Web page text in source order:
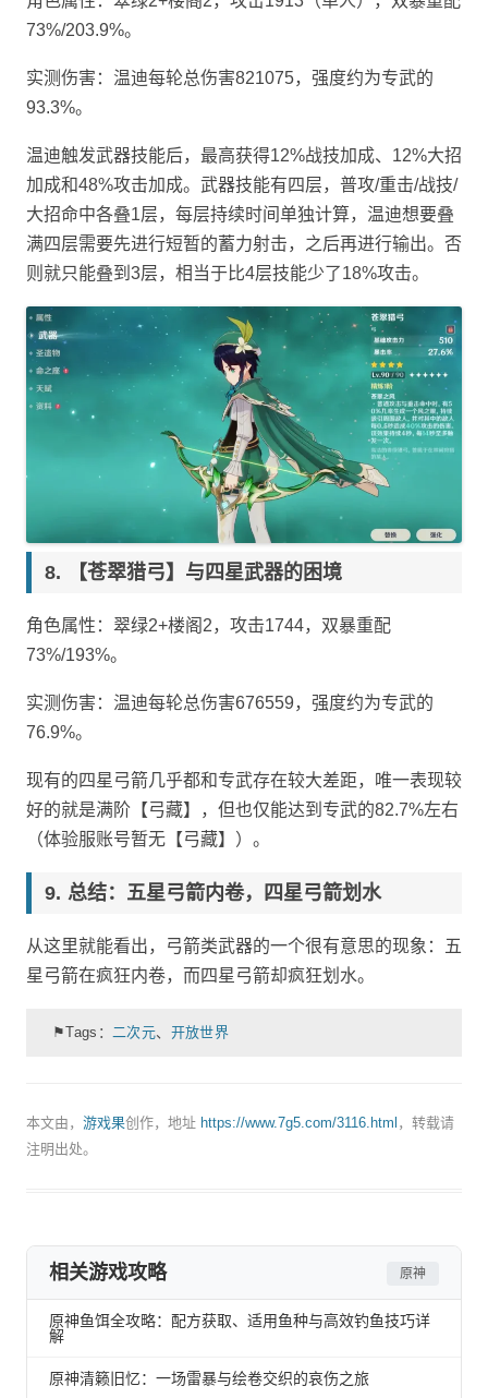
73%/203.9%。
实测伤害：温迪每轮总伤害821075，强度约为专武的
93.3%。
温迪触发武器技能后，最高获得12%战技加成、12%大招
加成和48%攻击加成。武器技能有四层，普攻/重击/战技/
大招命中各叠1层，每层持续时间单独计算，温迪想要叠
满四层需要先进行短暂的蓄力射击，之后再进行输出。否
则就只能叠到3层，相当于比4层技能少了18%攻击。
【苍翠猎弓】与四星武器的困境
角色属性：翠绿2+楼阁2，攻击1744，双暴重配
73%/193%。
实测伤害：温迪每轮总伤害676559，强度约为专武的
76.9%。
现有的四星弓箭几乎都和专武存在较大差距，唯一表现较
好的就是满阶【弓藏】，但也仅能达到专武的82.7%左右
（体验服账号暂无【弓藏】）。
总结：五星弓箭内卷，四星弓箭划水
从这里就能看出，弓箭类武器的一个很有意思的现象：五
星弓箭在疯狂内卷，而四星弓箭却疯狂划水。
⚑Tags：二次元、 开放世界
本文由， 游戏果创作，地址 https://www.7g5.com/3116.html ，转载请
注明出处。
相关游戏攻略 原神
原神鱼饵全攻略：配方获取、适用鱼种与高效钓鱼技巧详
解
原神清籁旧忆：一场雷暴与绘卷交织的哀伤之旅